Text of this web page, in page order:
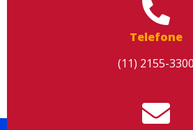
Telefone
(11) 2155-3300
segurança à sua navegação. Para
Política de
Aceitar cookies